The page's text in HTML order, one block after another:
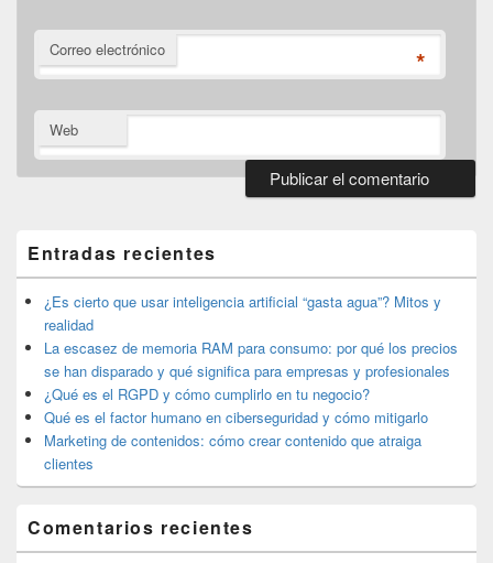
Correo electrónico *
Web
widget
barra
lateral
primaria
Entradas recientes
¿Es cierto que usar inteligencia artificial “gasta agua”? Mitos y
realidad
La escasez de memoria RAM para consumo: por qué los precios
se han disparado y qué significa para empresas y profesionales
¿Qué es el RGPD y cómo cumplirlo en tu negocio?
Qué es el factor humano en ciberseguridad y cómo mitigarlo
Marketing de contenidos: cómo crear contenido que atraiga
clientes
Comentarios recientes